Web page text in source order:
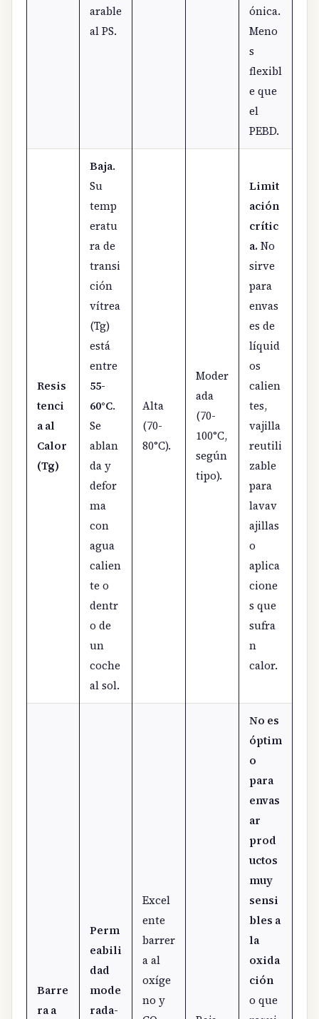
arable
al PS.
ónica.
Meno
s
flexibl
e que
el
PEBD.
Resis
tenci
a al
Calor
(Tg)
Baja.
Su
temp
eratu
ra de
transi
ción
vítrea
(Tg)
está
entre
55-
60°C.
Se
ablan
da y
defor
ma
con
agua
calien
te o
dentr
o de
un
coche
al sol.
Alta
(70-
80°C).
Moder
ada
(70-
100°C,
según
tipo).
Limit
ación
crític
a. No
sirve
para
envas
es de
líquid
os
calien
tes,
vajilla
reutili
zable
para
lavav
ajillas
o
aplica
cione
s que
sufra
n
calor.
Barre
ra a
Perm
eabili
dad
mode
rada-
Excel
ente
barrer
a al
oxíge
no y
No es
óptim
o
para
envas
ar
prod
uctos
muy
sensi
bles a
la
oxida
ción
o que